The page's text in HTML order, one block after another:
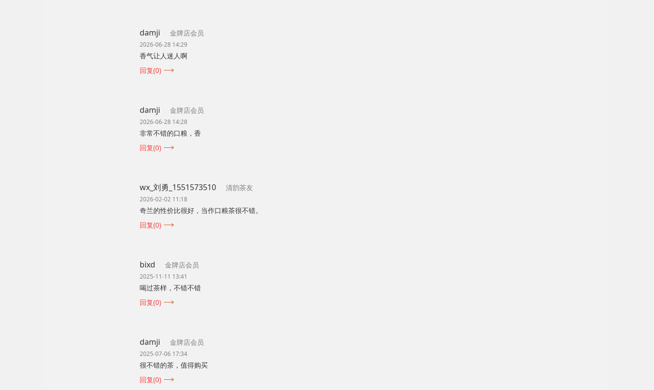
damji 金牌店会员
2026-06-28 14:29
香气让人迷人啊
回复(0)
damji 金牌店会员
2026-06-28 14:28
非常不错的口粮，香
回复(0)
wx_刘勇_1551573510 清韵茶友
2026-02-02 11:18
奇兰的性价比很好，当作口粮茶很不错。
回复(0)
bixd 金牌店会员
2025-11-11 13:41
喝过茶样，不错不错
回复(0)
damji 金牌店会员
2025-07-06 17:34
很不错的茶，值得购买
回复(0)